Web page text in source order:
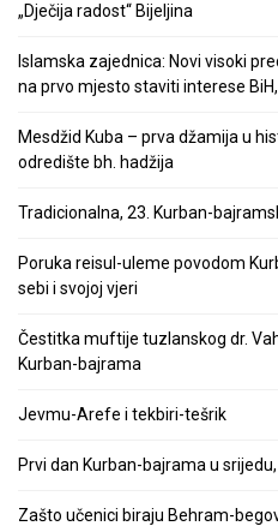
„Dječija radost“ Bijeljina
Islamska zajednica: Novi visoki
na prvo mjesto staviti interese
Mesdžid Kuba – prva džamija u
odredište bh. hadžija
Tradicionalna, 23. Kurban-
Poruka reisul-uleme povodom
sebi i svojoj vjeri
Čestitka muftije tuzlanskog dr.
Kurban-bajrama
Jevmu-Arefe i tekbiri-tešrik
Prvi dan Kurban-bajrama u
Zašto učenici biraju Behram-